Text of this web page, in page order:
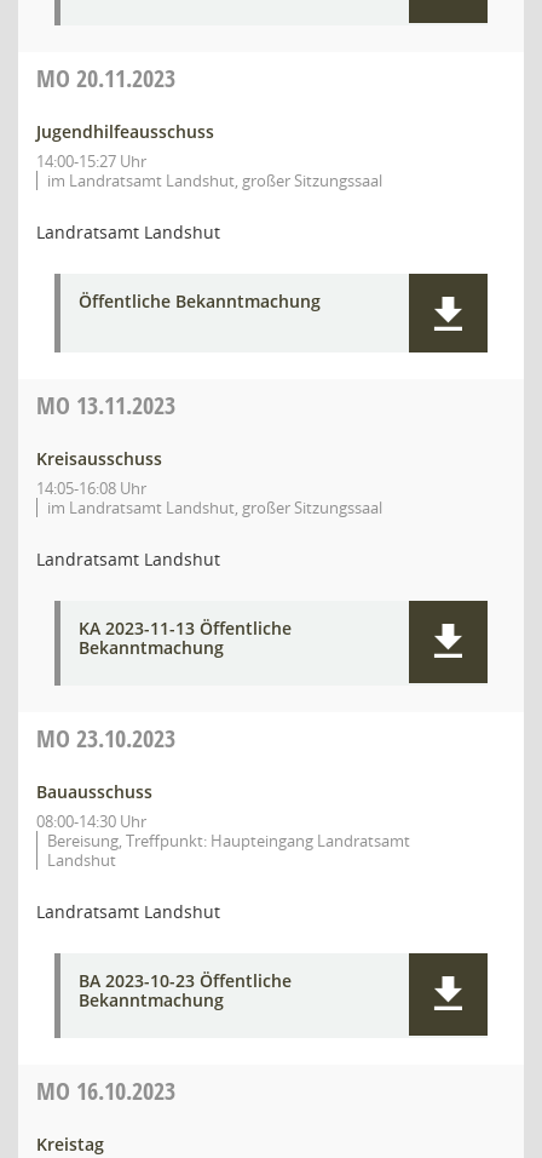
MO 20.11.2023
Jugendhilfeausschuss
14:00-15:27 Uhr
im Landratsamt Landshut, großer Sitzungssaal
Landratsamt Landshut
Öffentliche Bekanntmachung
MO 13.11.2023
Kreisausschuss
14:05-16:08 Uhr
im Landratsamt Landshut, großer Sitzungssaal
Landratsamt Landshut
KA 2023-11-13 Öffentliche
Bekanntmachung
MO 23.10.2023
Bauausschuss
08:00-14:30 Uhr
Bereisung, Treffpunkt: Haupteingang Landratsamt
Landshut
Landratsamt Landshut
BA 2023-10-23 Öffentliche
Bekanntmachung
MO 16.10.2023
Kreistag